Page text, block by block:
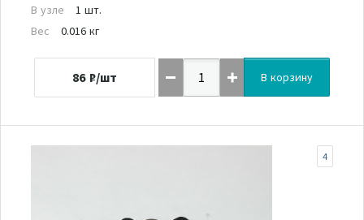
В узле
1 шт.
Вес
0.016 кг
86 ₽/шт В корзину
4